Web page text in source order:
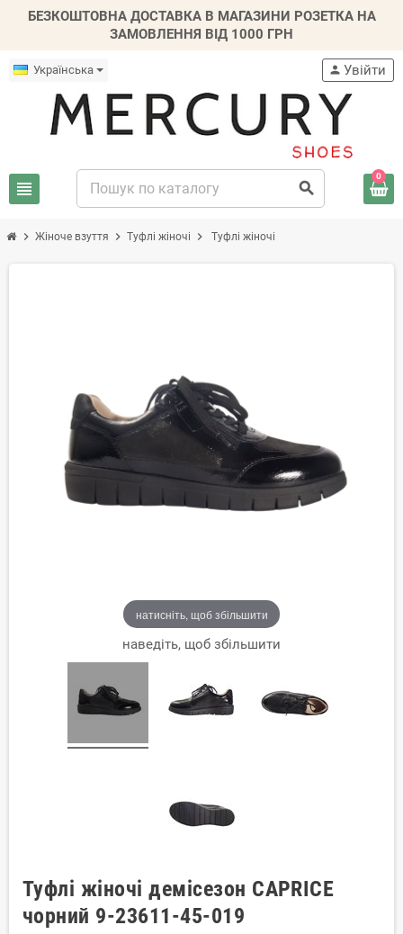
БЕЗКОШТОВНА ДОСТАВКА В МАГАЗИНИ РОЗЕТКА НА
ЗАМОВЛЕННЯ ВІД 1000 ГРН
Українська
view_headline search
person Увійти
0
chevron_right Жіноче взуття chevron_right Туфлі жіночі chevron_right Туфлі жіночі
натисніть, щоб збільшити
наведіть, щоб збільшити
Туфлі жіночі демісезон CAPRICE
чорний 9-23611-45-019